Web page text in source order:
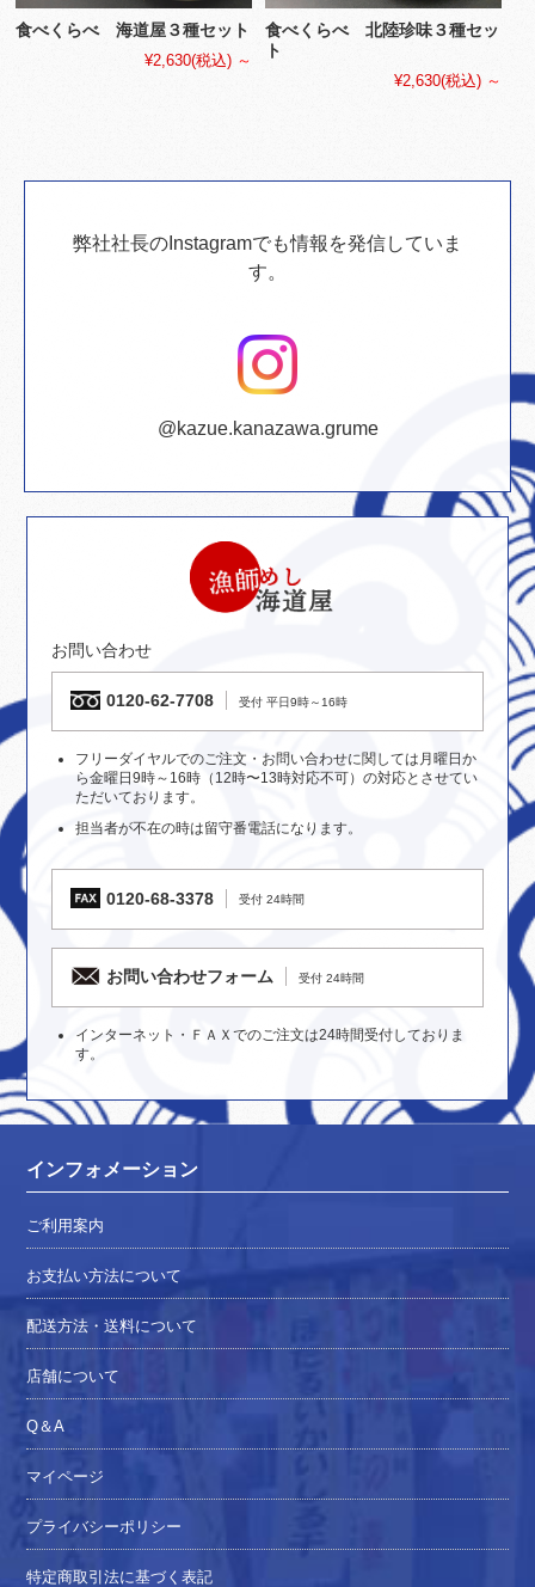
食べくらべ 海道屋３種セット
¥2,630(税込) ～
食べくらべ 北陸珍味３種セッ
ト
¥2,630(税込) ～
弊社社長のInstagramでも情報を発信していま
す。
@kazue.kanazawa.grume
お問い合わせ
0120-62-7708 受付 平日9時～16時
フリーダイヤルでのご注文・お問い合わせに関しては月曜日か
ら金曜日9時～16時（12時〜13時対応不可）の対応とさせてい
ただいております。
担当者が不在の時は留守番電話になります。
0120-68-3378 受付 24時間
お問い合わせフォーム 受付 24時間
インターネット・ＦＡＸでのご注文は24時間受付しておりま
す。
インフォメーション
ご利用案内
お支払い方法について
配送方法・送料について
店舗について
Q＆A
マイページ
プライバシーポリシー
特定商取引法に基づく表記